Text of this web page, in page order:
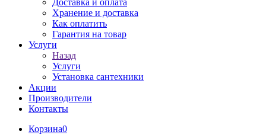
Доставка и оплата
Хранение и доставка
Как оплатить
Гарантия на товар
Услуги
Назад
Услуги
Установка сантехники
Акции
Производители
Контакты
Корзина0